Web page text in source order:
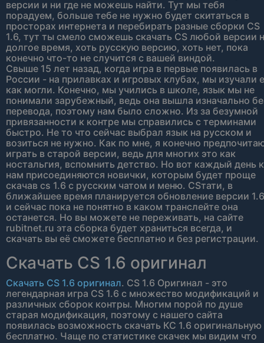
версии и ни где не можешь найти. Тут мы тебя
порадуем, больше тебе не нужно будет скитаться в
просторах интернета и перебирать разные сборки CS
1.6, тут ты смело сможешь скачать CS любой версии
долгое время, хоть русскую версию, хоть нет, пока
конечно что-то не случится с вашей виндой.
Свыше 15 лет назад, когда игра в первые появилась в
России - на прилавках и игровых клубах, мы изучали
как могли. Конечно, мы учились в школе, язык мы не
понимали зарубежный, ведь она вышла изначально
перевода, поэтому нам было сложно. Из за безумной
привязанности к контре мы справились с терминами
быстро. Не то что сейчас выбрал язык на русском и
возиться не нужно. Как по мне, я конечно
играть в старой версии, ведь для многих это как
ностальгия, вспомнить детство. Но вот каждый день к
нам присоединяются новички, которым будет проще
скачав cs 1.6 с русским чатом и меню. CSтати, в
ближайшее время планируется обновление версии 1.6
и сейчас пока не понятно в каком транслейте она
останется. Но вы можете не переживать, на сайте
rubitnet.ru эта сборка будет храниться всегда, и
скачать вы её сможете бесплатно и без регистрации.
Скачать CS 1.6 оригинал
Скачать CS 1.6 оригинал. CS 1.6 Оригинал - это
легендарная игра CS 1.6 с множество модификаций и
различных сборок контры. Многим порой по душе
старая модификация, поэтому с нашего сайта
появилась возможность скачать КС 1.6 оригинальную
бесплатно. Чаще по статистике скачек мы видим что